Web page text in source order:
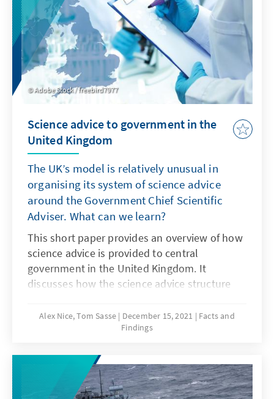
Adobe Stock / freebird7977
Science advice to government in the
United Kingdom
The UK’s model is relatively unusual in
organising its system of science advice
around the Government Chief Scientific
Adviser. What can we learn?
This short paper provides an overview of how
science advice is provided to central
government in the United Kingdom. It
discusses how the science advice structure
pivotal role played by the Government Chief
Scientific Adviser and the Chief Medical
Alex Nice, Tom Sasse December 15, 2021
Facts and
Findings